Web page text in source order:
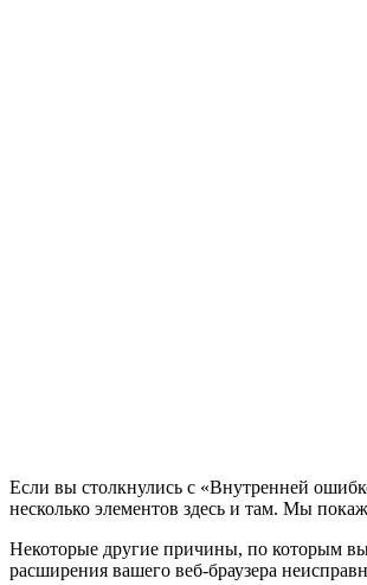
Если вы столкнулись с «Внутренней
несколько элементов здесь и там. Мы
Некоторые другие причины, по которым вы
расширения вашего веб-браузера